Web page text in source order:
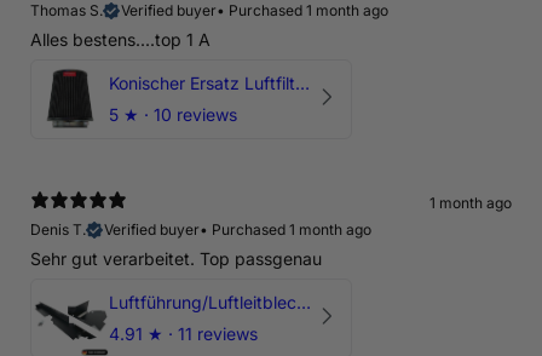
Thomas S.
Verified buyer• Purchased 1 month ago
Alles bestens....top 1 A
Konischer Ersatz Luftfilter Pilz - 4" & 5" Offene Ansaugung
5 ★ · 10 reviews
1 month ago
Denis T.
Verified buyer• Purchased 1 month ago
Sehr gut verarbeitet. Top passgenau
Luftführung/Luftleitblech 5" 125mm offene Ansaugung HPerformance
4.91 ★ · 11 reviews